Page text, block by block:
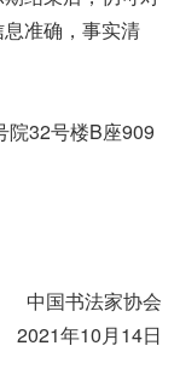
准确，事实清
32号楼B座909
中国书法家协会
2021年10月14日